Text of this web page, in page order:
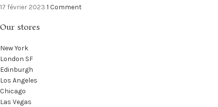
17 février 2023 1 Comment
Our stores
New York
London SF
Edinburgh
Los Angeles
Chicago
Las Vegas